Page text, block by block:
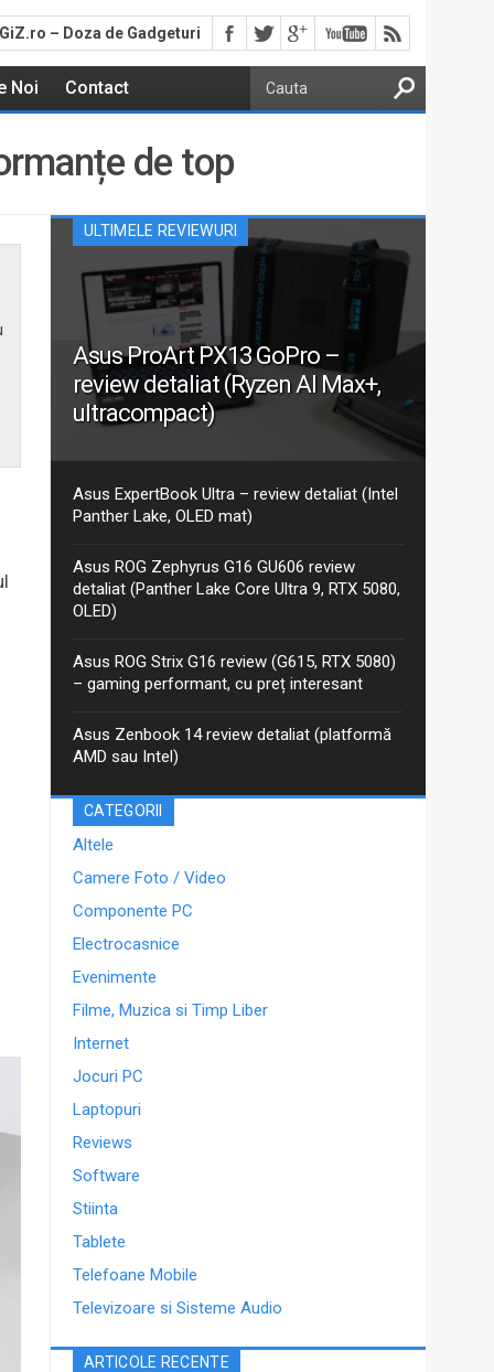
GiZ.ro – Doza de Gadgeturi
Noi Contact
de top
ULTIMELE REVIEWURI
Asus ProArt PX13 GoPro –
review detaliat (Ryzen AI Max+,
ultracompact)
Aceasta este recenzia mea detaliată pentru varianta
actualizată 2026 GoPro Edition din seria Asus ProArt
PX13. Am discutat despre ProArt PX13 într-un articol
anterior, iar între timp Asus a...
Asus ExpertBook Ultra – review detaliat (Intel
Panther Lake, OLED mat)
Asus ROG Zephyrus G16 GU606 review
detaliat (Panther Lake Core Ultra 9, RTX 5080,
OLED)
Asus ROG Strix G16 review (G615, RTX 5080)
– gaming performant, cu preț interesant
Asus Zenbook 14 review detaliat (platformă
AMD sau Intel)
CATEGORII
Altele
Camere Foto / Video
Componente PC
Electrocasnice
Evenimente
Filme, Muzica si Timp Liber
Internet
Jocuri PC
Laptopuri
Reviews
Software
Stiinta
Tablete
Telefoane Mobile
Televizoare si Sisteme Audio
ARTICOLE RECENTE